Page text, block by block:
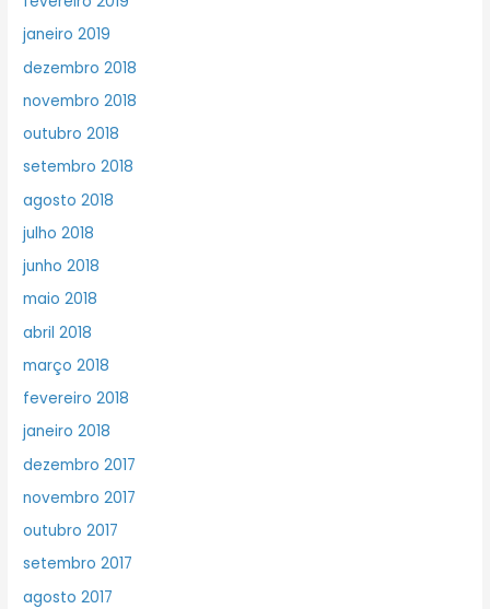
janeiro 2019
dezembro 2018
novembro 2018
outubro 2018
setembro 2018
agosto 2018
julho 2018
junho 2018
maio 2018
abril 2018
março 2018
fevereiro 2018
janeiro 2018
dezembro 2017
novembro 2017
outubro 2017
setembro 2017
agosto 2017